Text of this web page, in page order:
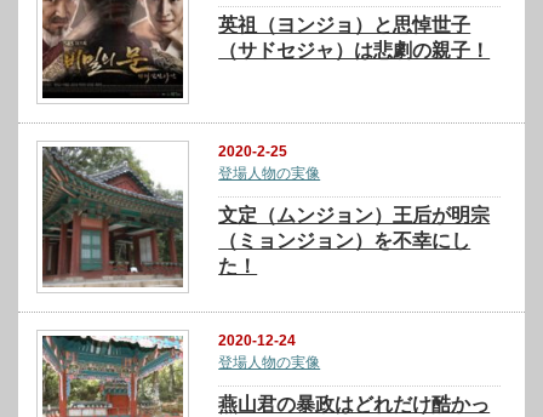
英祖（ヨンジョ）と思悼世子
（サドセジャ）は悲劇の親子！
2020-2-25
登場人物の実像
文定（ムンジョン）王后が明宗
（ミョンジョン）を不幸にし
た！
2020-12-24
登場人物の実像
燕山君の暴政はどれだけ酷かっ